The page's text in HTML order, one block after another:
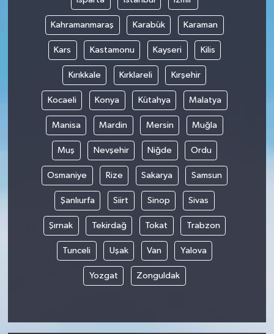
Kahramanmaraş Karabük Karaman
Kars Kastamonu Kayseri Kilis
Kırıkkale Kırklareli Kırşehir
Kocaeli Konya Kütahya Malatya
Manisa Mardin Mersin Muğla
Muş Nevşehir Niğde Ordu
Osmaniye Rize Sakarya Samsun
Şanlıurfa Siirt Sinop Sivas
Şırnak Tekirdağ Tokat Trabzon
Tunceli Uşak Van Yalova
Yozgat Zonguldak